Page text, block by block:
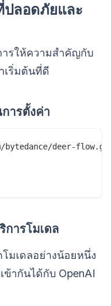
ปลอดภัยและ
ารให้ความสำคัญกับ
เริ่มต้นที่ดี
ารตั้งค่า
deer-
ารโมเดล
มเดลอย่างน้อยหนึ่ง
ข้ากันได้กับ OpenAI